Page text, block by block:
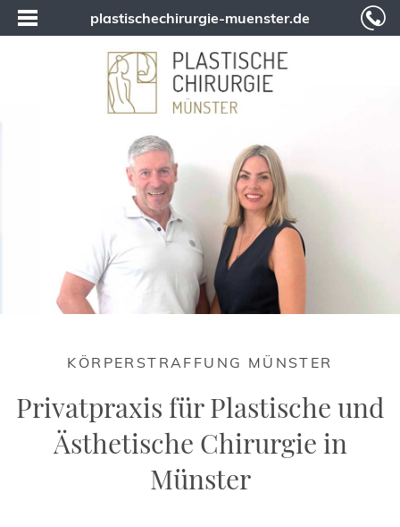
plastischechirurgie-muenster.de
KÖRPERSTRAFFUNG MÜNSTER
Privatpraxis für Plastische und
Ästhetische Chirurgie in
Münster